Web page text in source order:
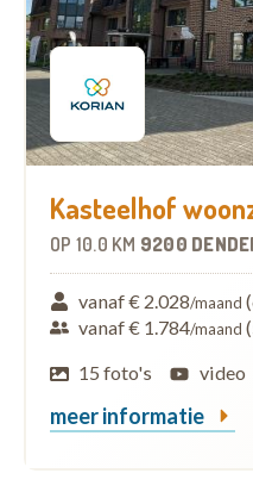
Kasteelhof
OP 10.0 KM 9200
vanaf € 2.028/maand
vanaf € 1.784/maand
15 foto's
video
meer informatie